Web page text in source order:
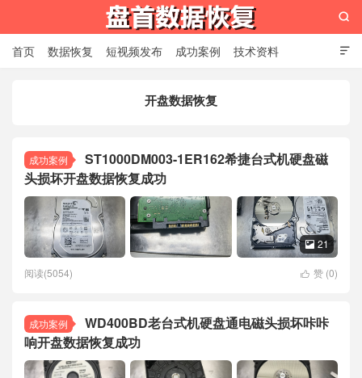

首页 数据恢复 短视频发布 成功案例 技术资料

开盘数据恢复
成功案例
ST1000DM003-1ER162希捷台式机硬盘磁
头损坏开盘数据恢复成功
 21
 赞 (0)
阅读(5054)
成功案例
WD400BD老台式机硬盘通电磁头损坏咔咔
响开盘数据恢复成功